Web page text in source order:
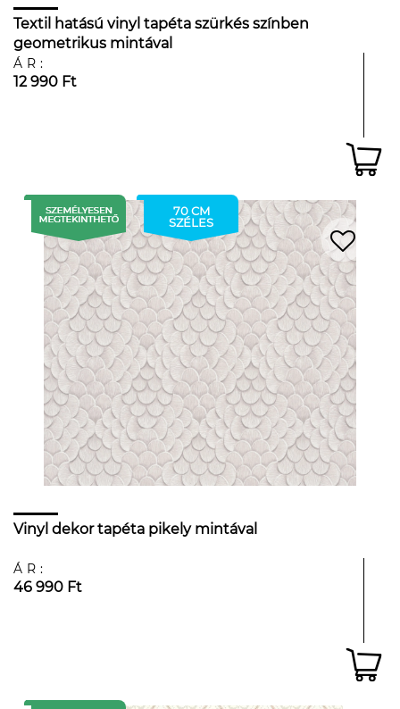
Textil hatású vinyl tapéta szürkés színben
geometrikus mintával
ÁR:
12 990 Ft
70 CM
SZÉLES
Vinyl dekor tapéta pikely mintával
ÁR:
46 990 Ft